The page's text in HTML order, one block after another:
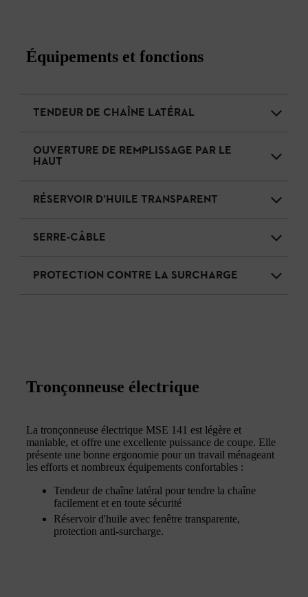
Équipements et fonctions
TENDEUR DE CHAÎNE LATÉRAL
OUVERTURE DE REMPLISSAGE PAR LE
HAUT
RÉSERVOIR D’HUILE TRANSPARENT
SERRE-CÂBLE
PROTECTION CONTRE LA SURCHARGE
Tronçonneuse électrique
La tronçonneuse électrique MSE 141 est légère et
maniable, et offre une excellente puissance de coupe. Elle
présente une bonne ergonomie pour un travail ménageant
les efforts et nombreux équipements confortables :
Tendeur de chaîne latéral pour tendre la chaîne
facilement et en toute sécurité
Réservoir d'huile avec fenêtre transparente,
protection anti-surcharge.